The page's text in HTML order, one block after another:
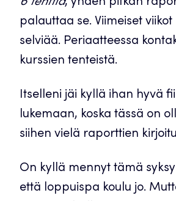
6 tenttiä, yhden pitkän
palauttaa se. Viimeiset
selviää. Periaatteessa
kurssien tenteistä.
Itselleni jäi kyllä ihan hyvä
lukemaan, koska tässä on
siihen vielä raporttien
On kyllä mennyt tämä
että loppuispa koulu jo.